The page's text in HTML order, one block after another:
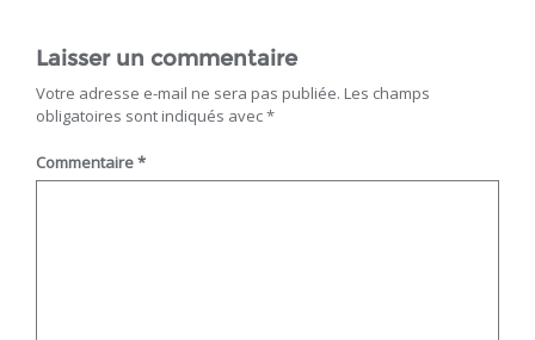
Laisser un commentaire
Votre adresse e-mail ne sera pas publiée. Les champs
obligatoires sont indiqués avec*
Commentaire*